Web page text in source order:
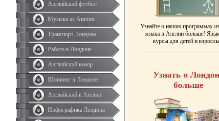
Английский футбол
Музыка из Англии
Транспорт Лондона
Работа в Лондоне
Английский юмор
Шоппинг в Лондоне
Английский в Англии
Инфографика Лондона
Узнайте о наших программах
языка в Англии больше!
курсы для детей и
Узнать о
больше